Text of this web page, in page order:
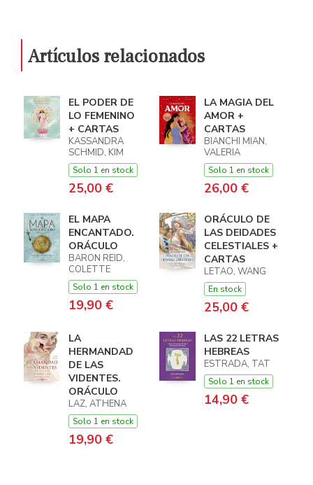
Artículos relacionados
EL PODER DE
LO FEMENINO
+ CARTAS
KASSANDRA
SCHMID, KIM
Solo 1 en stock
25,00 €
LA MAGIA DEL
AMOR +
CARTAS
BIANCHI MIAN,
VALERIA
Solo 1 en stock
26,00 €
EL MAPA
ENCANTADO.
ORÁCULO
BARON REID,
COLETTE
Solo 1 en stock
19,90 €
ORÁCULO DE
LAS DEIDADES
CELESTIALES +
CARTAS
LETAO, WANG
En stock
25,00 €
LA
HERMANDAD
DE LAS
VIDENTES.
ORÁCULO
LAZ, ATHENA
Solo 1 en stock
19,90 €
LAS 22 LETRAS
HEBREAS
ESTRADA, TAT
Solo 1 en stock
14,90 €